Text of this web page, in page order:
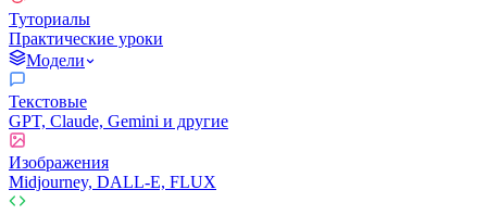
Туториалы
Практические уроки
Модели
Текстовые
GPT, Claude, Gemini и другие
Изображения
Midjourney, DALL-E, FLUX